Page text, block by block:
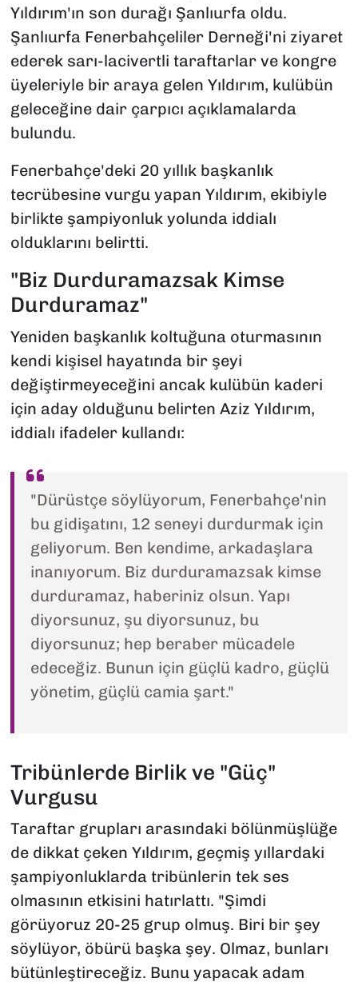
Yıldırım'ın son durağı Şanlıurfa oldu.
Şanlıurfa Fenerbahçeliler Derneği'ni ziyaret
ederek sarı-lacivertli taraftarlar ve kongre
üyeleriyle bir araya gelen Yıldırım, kulübün
geleceğine dair çarpıcı açıklamalarda
bulundu.
Fenerbahçe'deki 20 yıllık başkanlık
tecrübesine vurgu yapan Yıldırım, ekibiyle
birlikte şampiyonluk yolunda iddialı
olduklarını belirtti.
"Biz Durduramazsak Kimse
Durduramaz"
Yeniden başkanlık koltuğuna oturmasının
kendi kişisel hayatında bir şeyi
değiştirmeyeceğini ancak kulübün kaderi
için aday olduğunu belirten Aziz Yıldırım,
iddialı ifadeler kullandı:
"Dürüstçe söylüyorum, Fenerbahçe'nin
bu gidişatını, 12 seneyi durdurmak için
geliyorum. Ben kendime, arkadaşlara
inanıyorum. Biz durduramazsak kimse
durduramaz, haberiniz olsun. Yapı
diyorsunuz, şu diyorsunuz, bu
diyorsunuz; hep beraber mücadele
edeceğiz. Bunun için güçlü kadro, güçlü
yönetim, güçlü camia şart."
Tribünlerde Birlik ve "Güç"
Vurgusu
Taraftar grupları arasındaki bölünmüşlüğe
de dikkat çeken Yıldırım, geçmiş yıllardaki
şampiyonluklarda tribünlerin tek ses
olmasının etkisini hatırlattı. "Şimdi
görüyoruz 20-25 grup olmuş. Biri bir şey
söylüyor, öbürü başka şey. Olmaz, bunları
bütünleştireceğiz. Bunu yapacak adam